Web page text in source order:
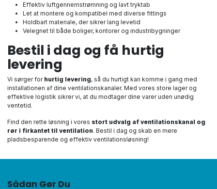
Effektiv luftgennemstrømning og lavt tryktab
Let at montere og kompatibel med diverse fittings
Holdbart materiale, der sikrer lang levetid
Velegnet til både boliger, kontorer og industribygninger
Bestil i dag og få hurtig
levering
Vi sørger for hurtig levering, så du hurtigt kan komme i gang med
installationen af dine ventilationskanaler. Med vores store lager og
effektive logistik sikrer vi, at du modtager dine varer uden unødig
ventetid.
Find den rette løsning i vores stort udvalg af ventilationskanal og
rør i firkantet til ventilation. Bestil i dag og skab en mere
pladsbesparende og effektiv ventilationsløsning!
Sådan Gør Du